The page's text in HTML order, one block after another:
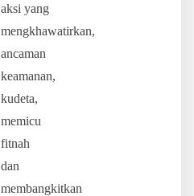
aksi yang
mengkhawatirkan,
ancaman
keamanan,
kudeta,
memicu
fitnah
dan
membangkitkan